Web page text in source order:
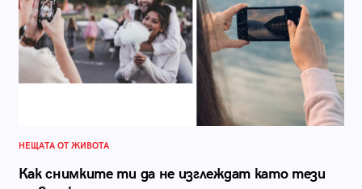
НЕЩАТА ОТ ЖИВОТА
Как снимките ти да не изглеждат като тези